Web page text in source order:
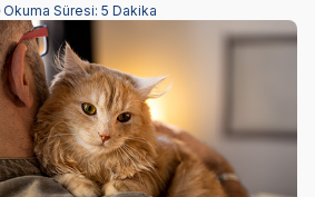
Okuma Süresi: 5 Dakika